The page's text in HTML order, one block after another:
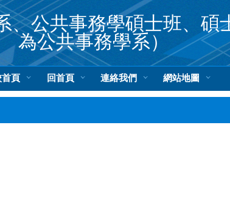
、公共事務學碩士班、碩
為公共事務學系）
首頁 回首頁 連絡我們 網站地圖